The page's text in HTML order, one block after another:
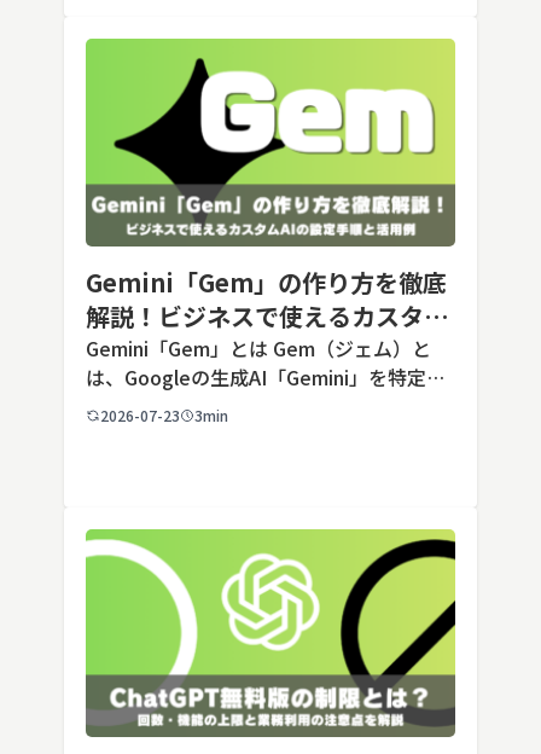
Gemini「Gem」の作り方を徹底
解説！ビジネスで使えるカスタム
AIの設定手順と活用例
Gemini「Gem」とは Gem（ジェム）と
は、Googleの生成AI「Gemini」を特定の
用途に合わせてカスタマイズできる機能で
2026-07-23 3min